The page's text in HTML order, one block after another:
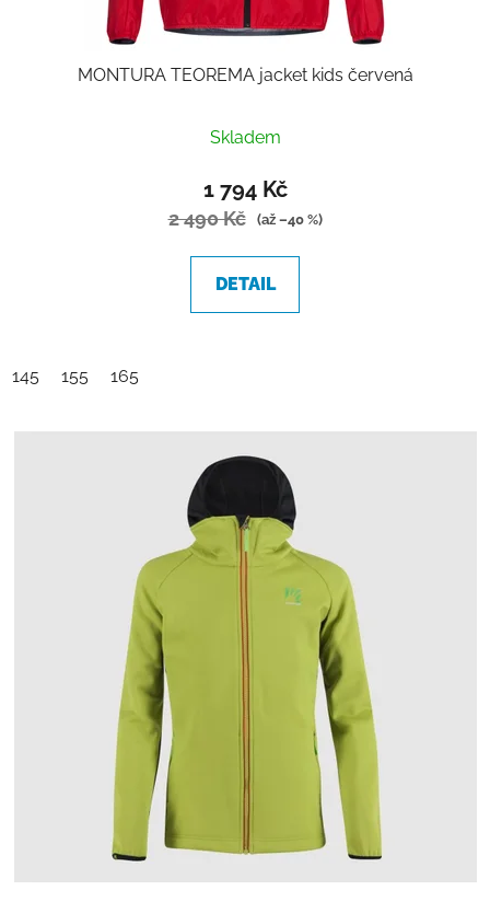
MONTURA TEOREMA jacket kids červená
hodnocení
produktu
5
Skladem
1 794 Kč
2 490 Kč (až –40 %)
DETAIL
145 155 165